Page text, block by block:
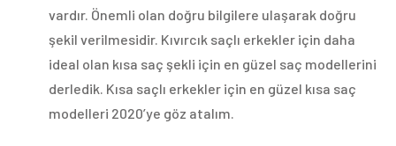
vardır. Önemli olan doğru bilgilere ulaşarak doğru
şekil verilmesidir. Kıvırcık saçlı erkekler için daha
ideal olan kısa saç şekli için en güzel saç modellerini
derledik. Kısa saçlı erkekler için en güzel kısa saç
modelleri 2020’ye göz atalım.